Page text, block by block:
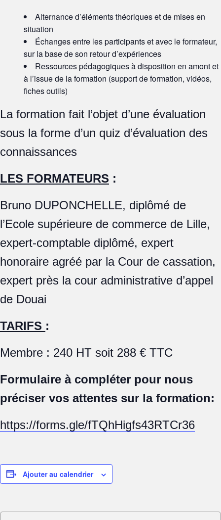
Alternance d’éléments théoriques et de mises en
situation
Échanges entre les participants et avec le formateur,
sur la base de son retour d’expériences
Ressources pédagogiques à disposition en amont et
à l’issue de la formation (support de formation, vidéos,
fiches outils)
La formation fait l’objet d’une évaluation
sous la forme d’un quiz d’évaluation des
connaissances
LES FORMATEURS :
Bruno DUPONCHELLE, diplômé de
l’Ecole supérieure de commerce de Lille,
expert-comptable diplômé, expert
honoraire agréé par la Cour de cassation,
expert près la cour administrative d’appel
de Douai
TARIFS :
Membre : 240 HT soit 288 € TTC
Formulaire à compléter pour nous
préciser vos attentes sur la formation:
https://forms.gle/fTQhHigfs43RTCr36
Ajouter au calendrier